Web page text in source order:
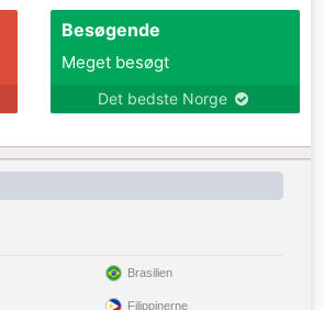
Besøgende
Meget besøgt
Det bedste Norge
Brasilien
Filippinerne